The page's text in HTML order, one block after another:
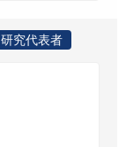
研究代表者